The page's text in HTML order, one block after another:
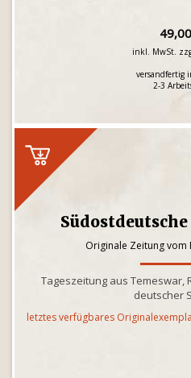
inkl. MwSt.
versandfertig
2-3
Originale Zeitung vom
Tageszeitung aus Temeswar,
deutscher
letztes verfügbares